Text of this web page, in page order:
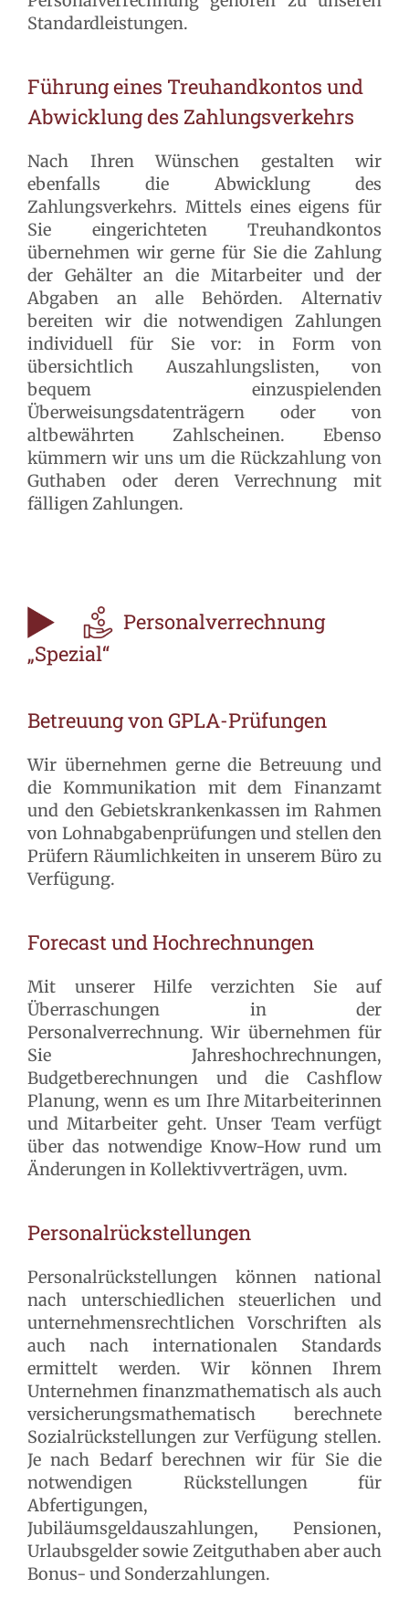
Standardleistungen.
Führung eines Treuhandkontos und
Abwicklung des Zahlungsverkehrs
Nach Ihren Wünschen gestalten wir
ebenfalls die Abwicklung des
Zahlungsverkehrs. Mittels eines eigens für
Sie eingerichteten Treuhandkontos
übernehmen wir gerne für Sie die Zahlung
der Gehälter an die Mitarbeiter und der
Abgaben an alle Behörden. Alternativ
bereiten wir die notwendigen Zahlungen
individuell für Sie vor: in Form von
übersichtlich Auszahlungslisten, von
bequem einzuspielenden
Überweisungsdatenträgern oder von
altbewährten Zahlscheinen. Ebenso
kümmern wir uns um die Rückzahlung von
Guthaben oder deren Verrechnung mit
fälligen Zahlungen.
Personalverrechnung
„Spezial“
Betreuung von GPLA-Prüfungen
Wir übernehmen gerne die Betreuung und
die Kommunikation mit dem Finanzamt
und den Gebietskrankenkassen im Rahmen
von Lohnabgabenprüfungen und stellen den
Prüfern Räumlichkeiten in unserem Büro zu
Verfügung.
Forecast und Hochrechnungen
Mit unserer Hilfe verzichten Sie auf
Überraschungen in der
Personalverrechnung. Wir übernehmen für
Sie Jahreshochrechnungen,
Budgetberechnungen und die Cashflow
Planung, wenn es um Ihre Mitarbeiterinnen
und Mitarbeiter geht. Unser Team verfügt
über das notwendige Know-How rund um
Änderungen in Kollektivverträgen, uvm.
Personalrückstellungen
Personalrückstellungen können national
nach unterschiedlichen steuerlichen und
unternehmensrechtlichen Vorschriften als
auch nach internationalen Standards
ermittelt werden. Wir können Ihrem
Unternehmen finanzmathematisch als auch
versicherungsmathematisch berechnete
Sozialrückstellungen zur Verfügung stellen.
Je nach Bedarf berechnen wir für Sie die
notwendigen Rückstellungen für
Abfertigungen,
Jubiläumsgeldauszahlungen, Pensionen,
Urlaubsgelder sowie Zeitguthaben aber auch
Bonus- und Sonderzahlungen.